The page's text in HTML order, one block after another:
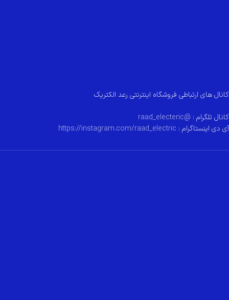
کانال های ارتباطی فروشگاه اینترنتی رعد الکتریک
کانال تلگرام : @raad_electeric
آی دی اینستاگرام : https://instagram.com/raad_electric